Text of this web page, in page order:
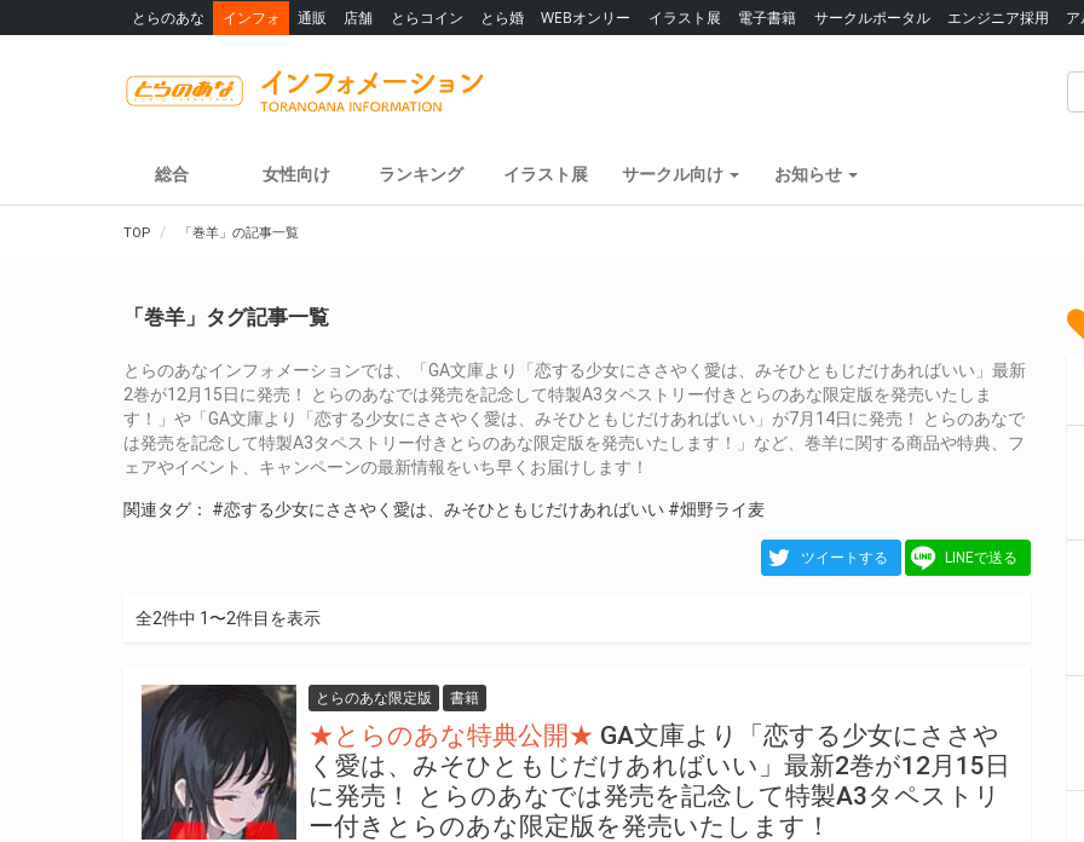
とらのあな インフォ 通販 店舗 とらコイン とら婚 WEBオンリー イラスト展 電子書籍 サークルポータル エンジニア採用
総合 女性向け ランキング イラスト展 サークル向け お知らせ
TOP 「巻羊」の記事一覧
「巻羊」タグ記事一覧
とらのあなインフォメーションでは、「GA文庫より「恋する少女にささやく愛は、みそひともじだけあればいい」最新
2巻が12月15日に発売！ とらのあなでは発売を記念して特製A3タペストリー付きとらのあな限定版を発売いたしま
す！」や「GA文庫より「恋する少女にささやく愛は、みそひともじだけあればいい」が7月14日に発売！ とらのあなで
は発売を記念して特製A3タペストリー付きとらのあな限定版を発売いたします！」など、巻羊に関する商品や特典、フ
ェアやイベント、キャンペーンの最新情報をいち早くお届けします！
関連タグ： #恋する少女にささやく愛は、みそひともじだけあればいい #畑野ライ麦
ツイートする LINEで送る
全2件中 1〜2件目を表示
とらのあな限定版 書籍
★とらのあな特典公開★ GA文庫より「恋する少女にささや
く愛は、みそひともじだけあればいい」最新2巻が12月15日
に発売！ とらのあなでは発売を記念して特製A3タペストリ
ー付きとらのあな限定版を発売いたします！